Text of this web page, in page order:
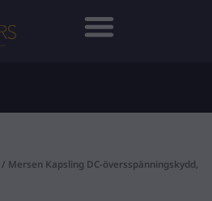
/ Mersen Kapsling DC-översspänningskydd,